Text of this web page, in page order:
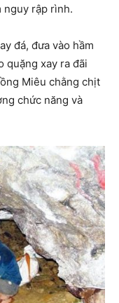
nguy rập rình.
đá, đưa vào hầm
quặng xay ra đãi
Miêu chằng chịt
chức năng và